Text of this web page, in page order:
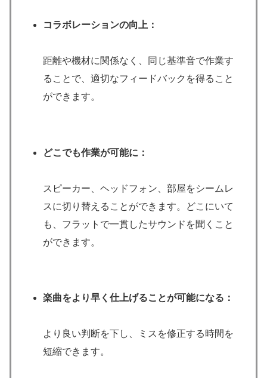
コラボレーションの向上：
距離や機材に関係なく、同じ基準音で作業す
ることで、適切なフィードバックを得ること
ができます。
どこでも作業が可能に：
スピーカー、ヘッドフォン、部屋をシームレ
スに切り替えることができます。どこにいて
も、フラットで一貫したサウンドを聞くこと
ができます。
楽曲をより早く仕上げることが可能になる：
より良い判断を下し、ミスを修正する時間を
短縮できます。